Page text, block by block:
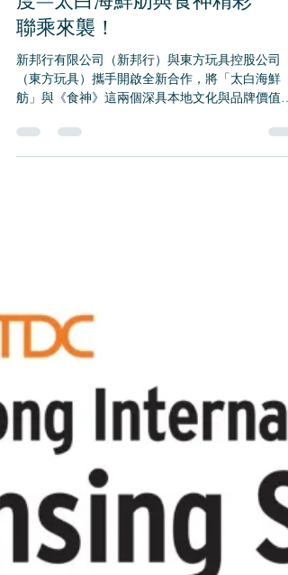
新邦行有限公司與東方玩
具控股公司聯手打造IP新高
度—太白海鮮舫與食神精彩
聯乘來襲！
新邦行有限公司（新邦行）與東方玩具控股公司